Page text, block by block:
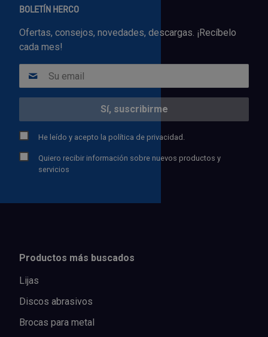
BOLETÍN HERCO
Ofertas, consejos, novedades, descargas. ¡Recíbelo
cada mes!
He leído y acepto la política de privacidad.
Quiero recibir información sobre nuevos productos y
servicios
Productos más buscados
Lijas
Discos abrasivos
Brocas para metal